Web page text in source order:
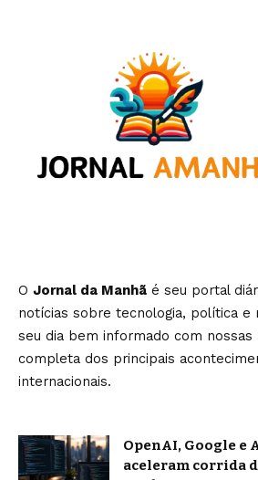
O Jornal da Manhã é seu portal
notícias sobre tecnologia, política e
seu dia bem informado com
completa dos principais
internacionais.
OpenAI, Google e
aceleram corrida